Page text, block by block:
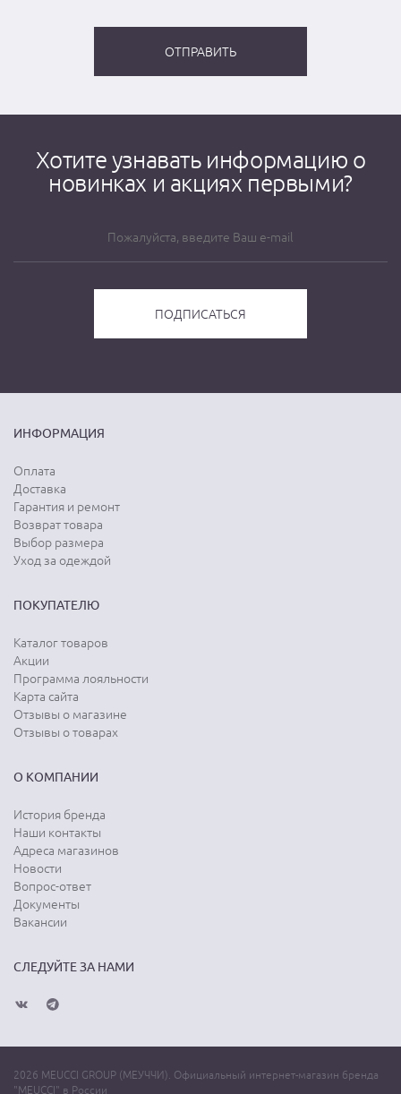
Хотите узнавать информацию о
новинках и акциях первыми?
ИНФОРМАЦИЯ
Оплата
Доставка
Гарантия и ремонт
Возврат товара
Выбор размера
Уход за одеждой
ПОКУПАТЕЛЮ
Каталог товаров
Акции
Программа лояльности
Карта сайта
Отзывы о магазине
Отзывы о товарах
О КОМПАНИИ
История бренда
Наши контакты
Адреса магазинов
Новости
Вопрос-ответ
Документы
Вакансии
СЛЕДУЙТЕ ЗА НАМИ
2026 MEUCCI GROUP (МЕУЧЧИ). Официальный интернет-магазин бренда
"MEUCCI" в России